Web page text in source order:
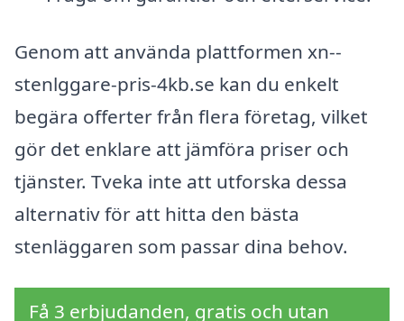
Genom att använda plattformen xn--
stenlggare-pris-4kb.se kan du enkelt
begära offerter från flera företag, vilket
gör det enklare att jämföra priser och
tjänster. Tveka inte att utforska dessa
alternativ för att hitta den bästa
stenläggaren som passar dina behov.
Få 3 erbjudanden, gratis och utan